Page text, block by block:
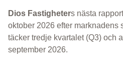
Dios Fastigheters nästa
oktober 2026 efter marknadens
täcker tredje kvartalet (Q3) och
september 2026.